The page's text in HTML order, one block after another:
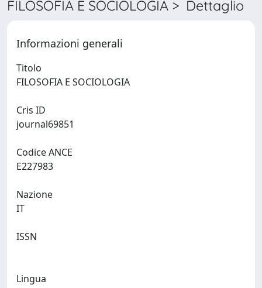
FILOSOFIA E SOCIOLOGIA > Dettaglio
Informazioni generali
Titolo
Cris ID
Codice ANCE
Nazione
ISSN
Lingua